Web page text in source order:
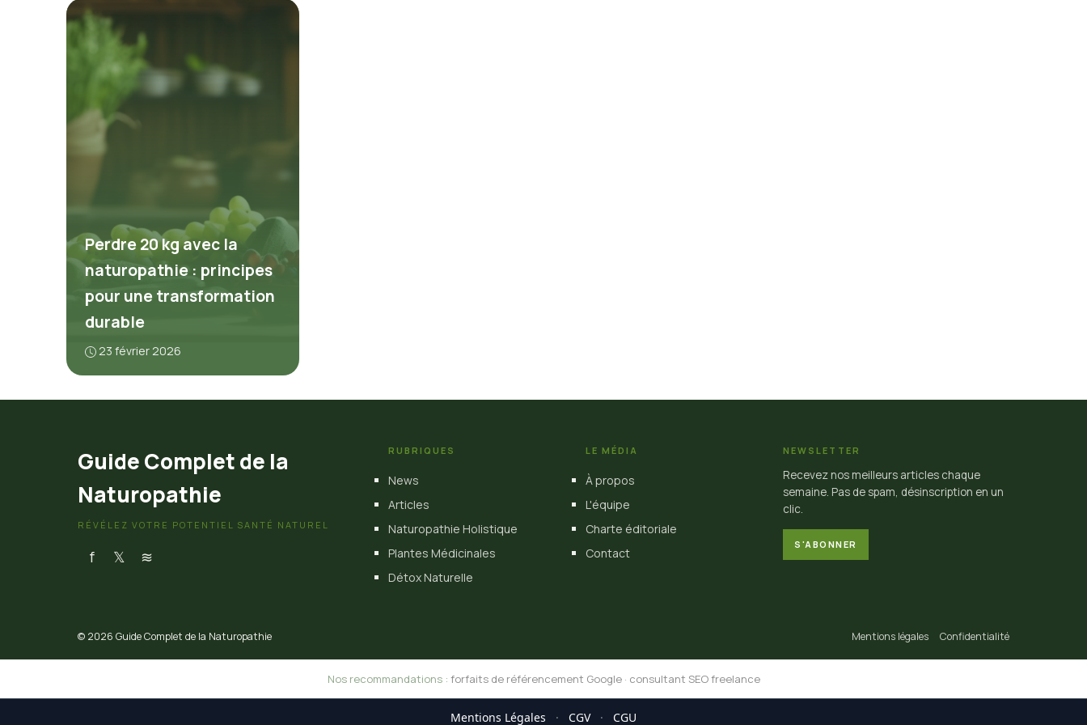
Perdre 20 kg avec la
naturopathie : principes
pour une transformation
durable
23 février 2026
Guide Complet de la
Naturopathie
RÉVÉLEZ VOTRE POTENTIEL SANTÉ NATUREL
f 𝕏 ≋
RUBRIQUES
News
Articles
Naturopathie Holistique
Plantes Médicinales
Détox Naturelle
LE MÉDIA
À propos
L'équipe
Charte éditoriale
Contact
NEWSLETTER
Recevez nos meilleurs articles chaque
semaine. Pas de spam, désinscription en un
clic.
S'ABONNER
© 2026 Guide Complet de la Naturopathie Mentions légales Confidentialité
Nos recommandations : forfaits de référencement Google· consultant SEO freelance
Mentions Légales · CGV · CGU